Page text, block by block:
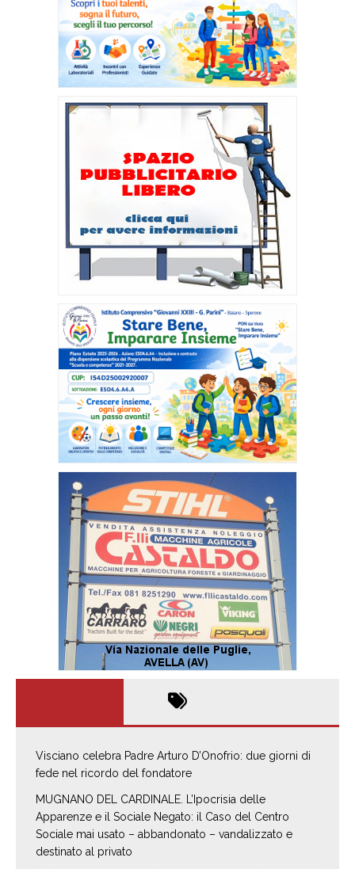
Visciano celebra Padre Arturo D’Onofrio: due giorni di
fede nel ricordo del fondatore
MUGNANO DEL CARDINALE. L’Ipocrisia delle
Apparenze e il Sociale Negato: il Caso del Centro
Sociale mai usato – abbandonato – vandalizzato e
destinato al privato